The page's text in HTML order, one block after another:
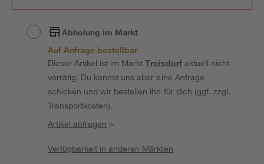
Abholung im Markt
Auf Anfrage bestellbar
Dieser Artikel ist im MarktTroisdorfaktuell nicht
vorrätig. Du kannst uns aber eine Anfrage
schicken und wir bestellen ihn für dich (ggf. zzgl.
Transportkosten).
Artikel anfragen >
Verfügbarkeit in anderen Märkten